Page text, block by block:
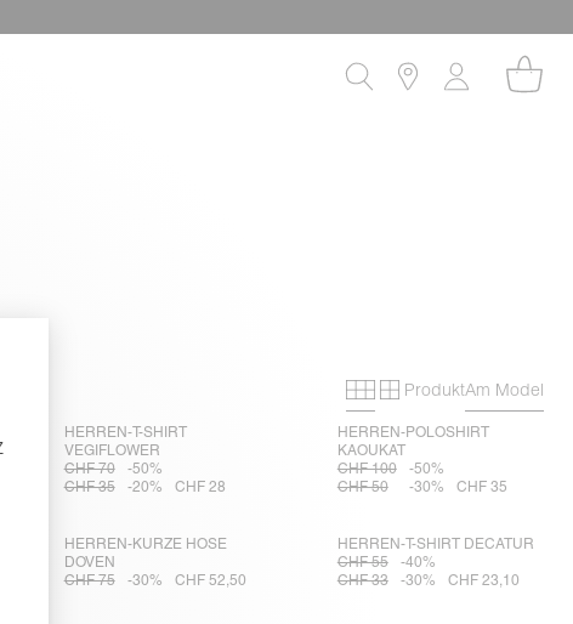
Primary grid
Secondary
ProduktAm Model
HERREN-T-SHIRT
VEGIFLOWER
CHF 70
-50%
CHF 35
-20% CHF 28
HERREN-POLOSHIRT
KAOUKAT
CHF 100
-50%
CHF 50
-30% CHF 35
HERREN-KURZE HOSE
DOVEN
CHF 75
-30% CHF 52,50
HERREN-T-SHIRT DECATUR
CHF 55
-40%
CHF 33
-30% CHF 23,10